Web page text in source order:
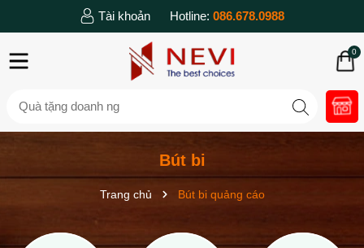
Tài khoản Hotline: 086.678.0988
0
Bút bi
Trang chủ Bút bi quảng cáo